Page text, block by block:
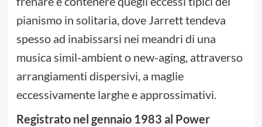
pianismo in solitaria, dove Jarrett tendeva
spesso ad inabissarsi nei meandri di una
musica simil-ambient o new-aging, attraverso
arrangiamenti dispersivi, a maglie
eccessivamente larghe e approssimativi.
Registrato nel gennaio 1983 al Power